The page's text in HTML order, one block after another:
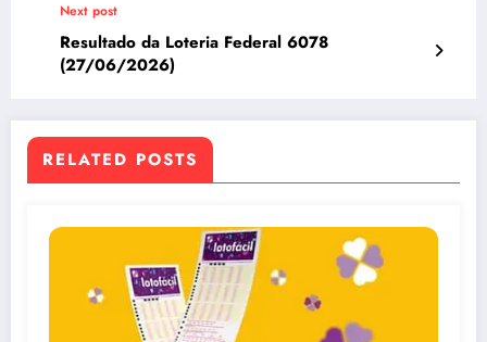
Next post
Resultado da Loteria Federal 6078
(27/06/2026)
RELATED POSTS